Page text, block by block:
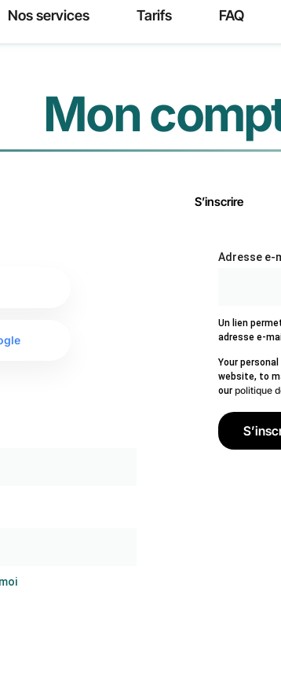
Nos services Tarifs FAQ
Mon
S’inscrire
Adresse e-
Un lien
adresse e-
Your
website, to
our politique